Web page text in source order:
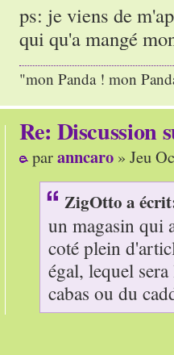
ps: je viens de
qui qu'a mangé
"mon Panda ! mon
Re: Discussion
paranncaro » Jeu
ZigOtto a
un magasin qui
coté plein
égal, lequel
cabas ou du